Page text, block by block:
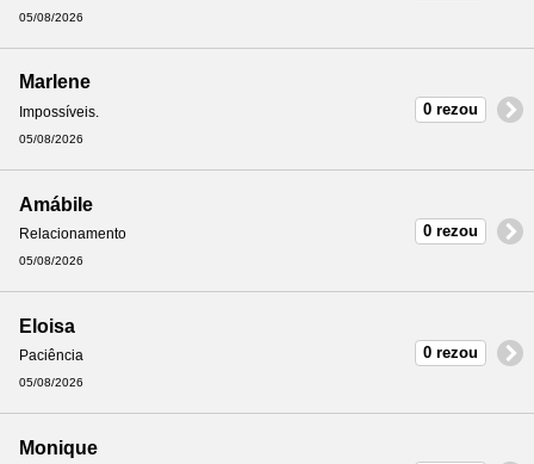
05/08/2026
Marlene
Impossíveis.
05/08/2026
0 rezou
Amábile
Relacionamento
05/08/2026
0 rezou
Eloisa
Paciência
05/08/2026
0 rezou
Monique